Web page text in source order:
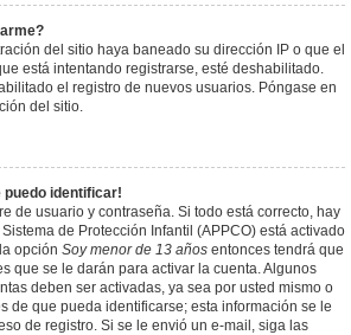
del sitio haya baneado su dirección IP o que el
está intentando registrarse, esté deshabilitado.
el registro de nuevos usuarios. Póngase en
del sitio.
puedo identificar!
de usuario y contraseña. Si todo está correcto, hay
de Protección Infantil (APPCO) está activado
opción Soy menor de 13 años entonces tendrá que
que se le darán para activar la cuenta. Algunos
deben ser activadas, ya sea por usted mismo o
de que pueda identificarse; esta información se le
de registro. Si se le envió un e-mail, siga las